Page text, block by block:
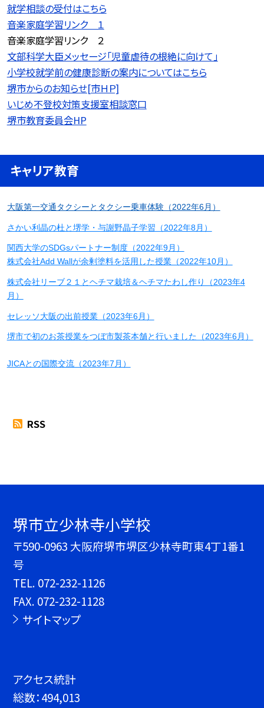
就学相談の受付はこちら
音楽家庭学習リンク １
音楽家庭学習リンク ２
文部科学大臣メッセージ「児童虐待の根絶に向けて」
小学校就学前の健康診断の案内についてはこちら
堺市からのお知らせ[市ＨＰ]
いじめ不登校対策支援室相談窓口
堺市教育委員会HP
キャリア教育
大阪第一交通タクシーとタクシー乗車体験（2022年6月）
さかい利晶の杜と堺学・与謝野晶子学習（2022年8月）
関西大学のSDGsパートナー制度（2022年9月）
株式会社Add Wallが余剰塗料を活用した授業（2022年10月）
株式会社リーブ２１とヘチマ栽培＆ヘチマたわし作り（2023年4
月）
セレッソ大阪の出前授業（2023年6月）
堺市で初のお茶授業をつぼ市製茶本舗と行いました（2023年6月）
JICAとの国際交流（2023年7月）
RSS
堺市立少林寺小学校
〒590-0963 大阪府堺市堺区少林寺町東4丁1番1
号
TEL. 072-232-1126
FAX. 072-232-1128
サイトマップ
アクセス統計
総数：494,013